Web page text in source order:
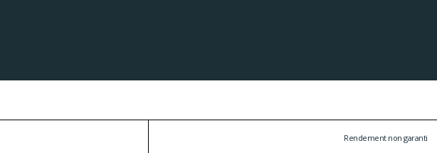
Rendement non garanti